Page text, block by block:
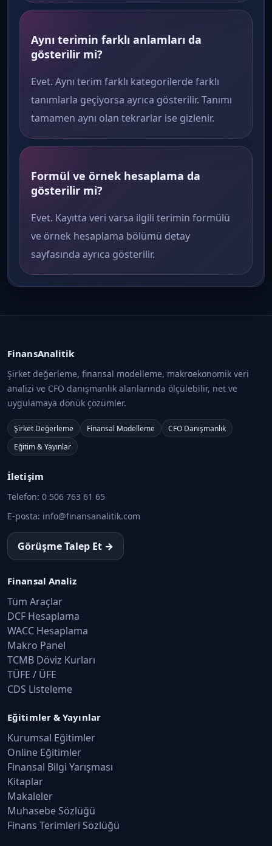
Aynı terimin farklı anlamları da
gösterilir mi?
Evet. Aynı terim farklı kategorilerde farklı
tanımlarla geçiyorsa ayrıca gösterilir. Tanımı
tamamen aynı olan tekrarlar ise gizlenir.
Formül ve örnek hesaplama da
gösterilir mi?
Evet. Kayıtta veri varsa ilgili terimin formülü
ve örnek hesaplama bölümü detay
sayfasında ayrıca gösterilir.
FinansAnalitik
Şirket değerleme, finansal modelleme, makroekonomik veri
analizi ve CFO danışmanlık alanlarında ölçülebilir, net ve
uygulamaya dönük çözümler.
Şirket Değerleme Finansal Modelleme
CFO Danışmanlık
Eğitim & Yayınlar
İletişim
Telefon: 0 506 763 61 65
E-posta: info@finansanalitik.com
Görüşme Talep Et →
Finansal Analiz
Tüm Araçlar
DCF Hesaplama
WACC Hesaplama
Makro Panel
TCMB Döviz Kurları
TÜFE / ÜFE
CDS Listeleme
Eğitimler & Yayınlar
Kurumsal Eğitimler
Online Eğitimler
Finansal Bilgi Yarışması
Kitaplar
Makaleler
Muhasebe Sözlüğü
Finans Terimleri Sözlüğü